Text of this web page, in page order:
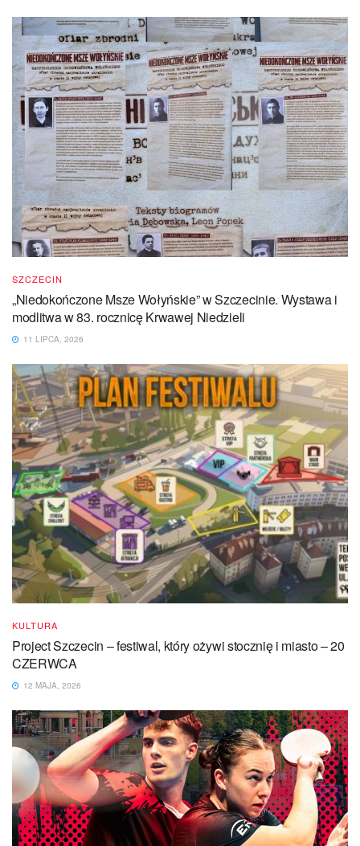
SZCZECIN
„Niedokończone Msze Wołyńskie” w Szczecinie. Wystawa i
modlitwa w 83. rocznicę Krwawej Niedzieli
11 LIPCA, 2026
KULTURA
Project Szczecin – festiwal, który ożywi stocznię i miasto – 20
CZERWCA
12 MAJA, 2026